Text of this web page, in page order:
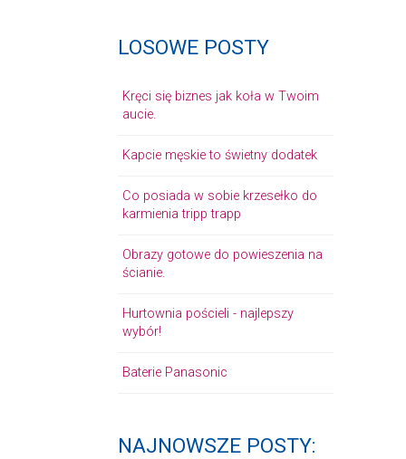
LOSOWE POSTY
Kręci się biznes jak koła w Twoim
aucie.
Kapcie męskie to świetny dodatek
Co posiada w sobie krzesełko do
karmienia tripp trapp
Obrazy gotowe do powieszenia na
ścianie.
Hurtownia pościeli - najlepszy
wybór!
Baterie Panasonic
NAJNOWSZE POSTY: